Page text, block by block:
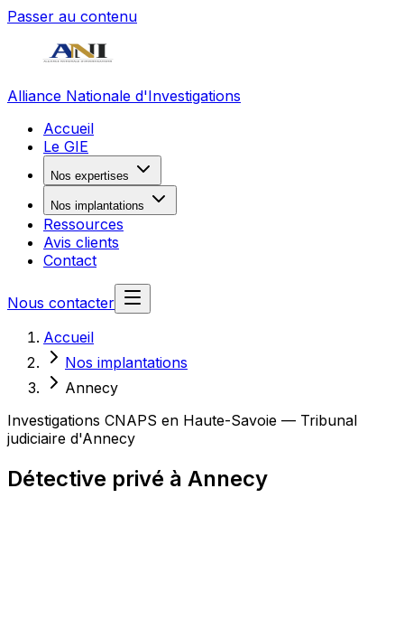
Passer au contenu
Alliance Nationale d'Investigations
Accueil
Le GIE
Nos expertises
Nos implantations
Ressources
Avis clients
Contact
Nous contacter
Accueil
Nos implantations
Annecy
Investigations CNAPS en Haute-Savoie — Tribunal
judiciaire d'Annecy
Détective privé à Annecy